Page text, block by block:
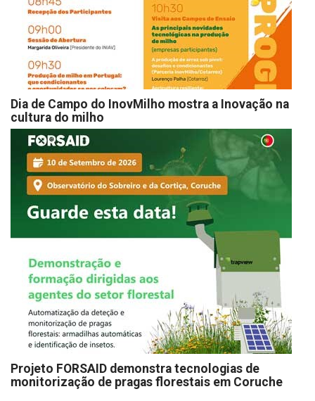
Dia de Campo do InovMilho mostra a Inovação na
cultura do milho
Projeto FORSAID demonstra tecnologias de
monitorização de pragas florestais em Coruche